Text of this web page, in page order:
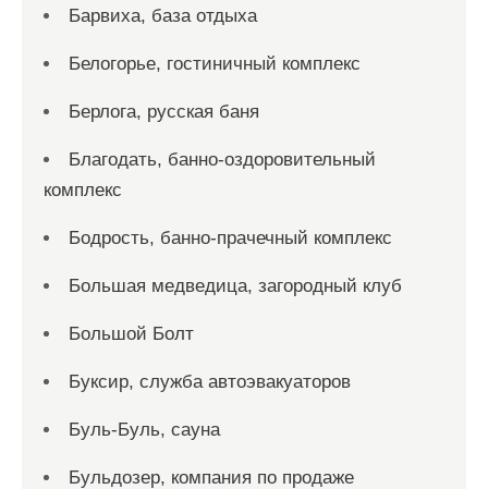
Барвиха, база отдыха
Белогорье, гостиничный комплекс
Берлога, русская баня
Благодать, банно-оздоровительный
комплекс
Бодрость, банно-прачечный комплекс
Большая медведица, загородный клуб
Большой Болт
Буксир, служба автоэвакуаторов
Буль-Буль, сауна
Бульдозер, компания по продаже